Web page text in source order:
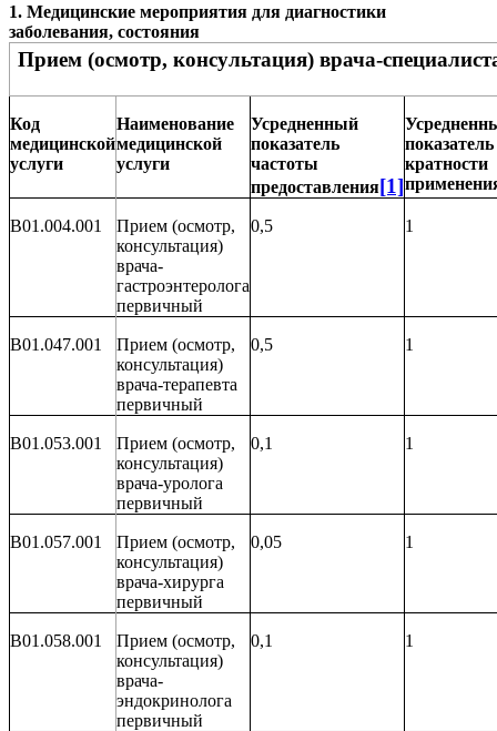
1. Медицинские мероприятия для диагностики
заболевания, состояния
Прием (осмотр, консультация) врача-
Код
медицинской
услуги
Наименование
медицинской
услуги
Усредненный
показатель
частоты
предоставления[1]
показатель
кратности
B01.004.001
Прием (осмотр,
консультация)
врача-
гастроэнтеролога
первичный
0,5 1
B01.047.001
Прием (осмотр,
консультация)
врача-терапевта
первичный
0,5 1
B01.053.001
Прием (осмотр,
консультация)
врача-уролога
первичный
0,1 1
B01.057.001
Прием (осмотр,
консультация)
врача-хирурга
первичный
0,05 1
B01.058.001
Прием (осмотр,
консультация)
врача-
эндокринолога
первичный
0,1 1